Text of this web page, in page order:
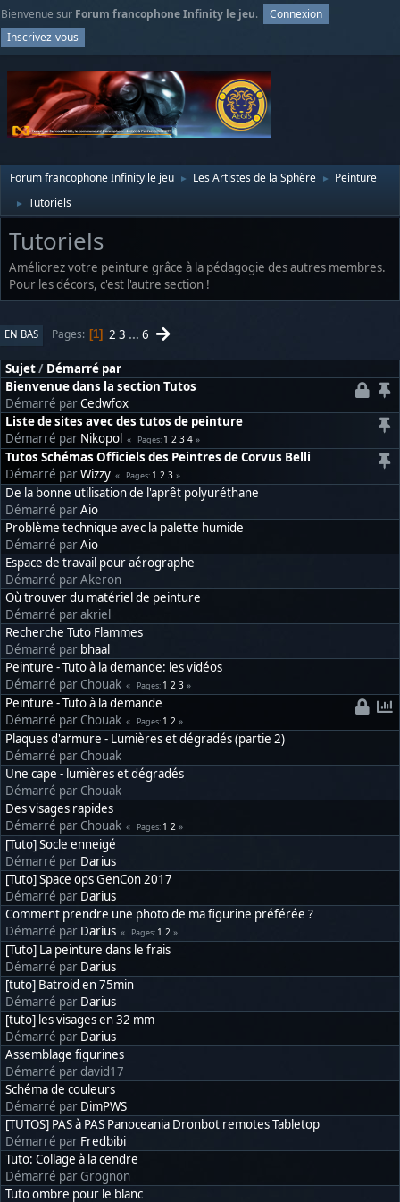
Bienvenue sur Forum francophone Infinity le jeu.
Connexion
Inscrivez-vous
Forum francophone Infinity le jeu ► Les Artistes de la Sphère ► Peinture
► Tutoriels
Tutoriels
Améliorez votre peinture grâce à la pédagogie des autres membres.
Pour les décors, c'est l'autre section !
EN BAS Pages 1 2 3 ... 6
Sujet/ Démarré par
Bienvenue dans la section Tutos
Démarré parCedwfox
Liste de sites avec des tutos de peinture
Démarré par Nikopol Pages 1 2 3 4
Tutos Schémas Officiels des Peintres de Corvus Belli
Démarré parWizzy Pages 1 2 3
De la bonne utilisation de l'aprêt polyuréthane
Démarré parAio
Problème technique avec la palette humide
Démarré parAio
Espace de travail pour aérographe
Démarré par Akeron
Où trouver du matériel de peinture
Démarré par akriel
Recherche Tuto Flammes
Démarré par bhaal
Peinture - Tuto à la demande: les vidéos
Démarré par Chouak
Pages 1 2 3
Peinture - Tuto à la demande
Démarré par Chouak
Pages 1 2
Plaques d'armure - Lumières et dégradés (partie 2)
Démarré par Chouak
Une cape - lumières et dégradés
Démarré par Chouak
Des visages rapides
Démarré par Chouak
Pages 1 2
[Tuto] Socle enneigé
Démarré par Darius
[Tuto] Space ops GenCon 2017
Démarré par Darius
Comment prendre une photo de ma figurine préférée ?
Démarré par Darius Pages 1 2
[Tuto] La peinture dans le frais
Démarré par Darius
[tuto] Batroid en 75min
Démarré par Darius
[tuto] les visages en 32 mm
Démarré par Darius
Assemblage figurines
Démarré par david17
Schéma de couleurs
Démarré par DimPWS
[TUTOS] PAS à PAS Panoceania Dronbot remotes Tabletop
Démarré par Fredbibi
Tuto: Collage à la cendre
Démarré par Grognon
Tuto ombre pour le blanc